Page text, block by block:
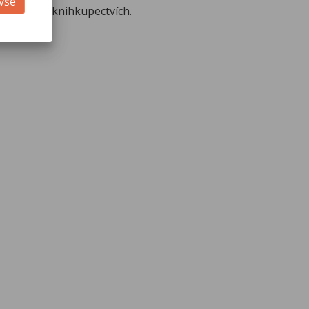
nebo v knihkupectvích.